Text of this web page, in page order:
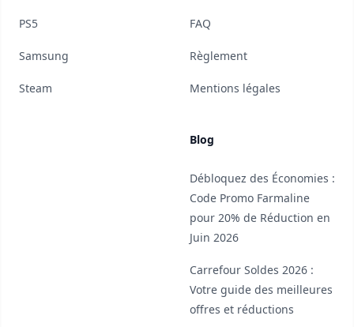
PS5
Samsung
Steam
FAQ
Règlement
Mentions légales
Blog
Débloquez des Économies :
Code Promo Farmaline
pour 20% de Réduction en
Juin 2026
Carrefour Soldes 2026 :
Votre guide des meilleures
offres et réductions